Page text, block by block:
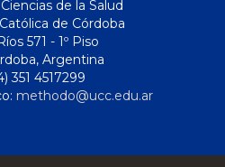
de la Salud
de Córdoba
571 - 1º Piso
Argentina
351 4517299
methodo@ucc.edu.ar